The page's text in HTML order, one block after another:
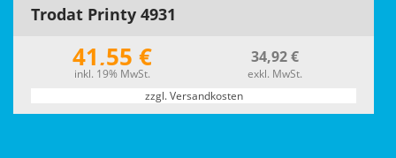
Trodat Printy 4931
41,55 €
inkl. 19% MwSt.
34,92 €
exkl. MwSt.
zzgl. Versandkosten